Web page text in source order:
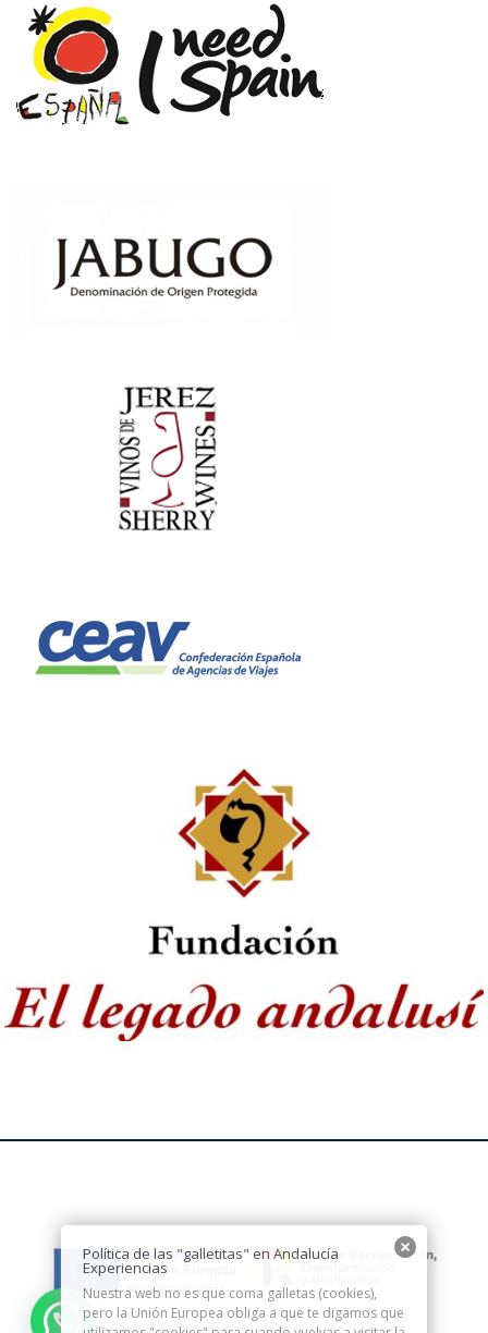
Política de las "galletitas" en Andalucía
Experiencias
Nuestra web no es que coma galletas (cookies),
pero la Unión Europea obliga a que te digamos que